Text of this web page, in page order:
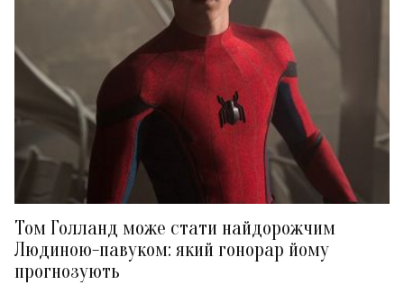
Том Голланд може стати найдорожчим
Людиною-павуком: який гонорар йому
прогнозують